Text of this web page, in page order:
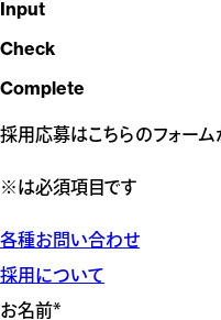
Input
Check
Complete
採用応募はこちらのフォーム
※は必須項目です
各種お問い合わせ
採用について
お名前*